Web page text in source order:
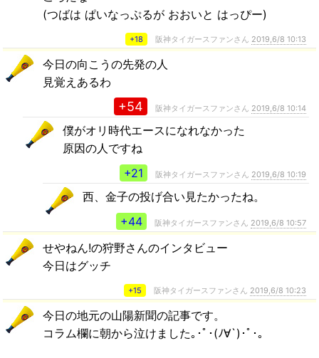
(つばは ぱいなっぷるが おおいと はっぴー)
+18 阪神タイガースファンさん 2019,6/8 10:13
今日の向こうの先発の人
見覚えあるわ
+54 阪神タイガースファンさん 2019,6/8 10:14
僕がオリ時代エースになれなかった
原因の人ですね
+21
阪神タイガースファンさん 2019,6/8 10:19
西、金子の投げ合い見たかったね。
+44
阪神タイガースファンさん 2019,6/8 10:57
せやねん!の狩野さんのインタビュー
今日はグッチ
+15 阪神タイガースファンさん 2019,6/8 10:23
今日の地元の山陽新聞の記事です。
コラム欄に朝から泣けました｡･ﾟ･(ﾉ∀`)･ﾟ･｡